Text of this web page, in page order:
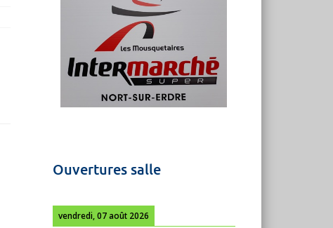
Ouvertures salle
vendredi, 07 août 2026